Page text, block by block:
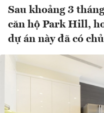
Sau khoảng 3
căn hộ Park Hill,
dự án này đã có chủ